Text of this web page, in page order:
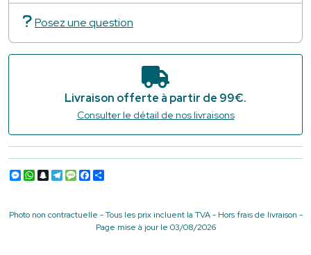
Posez une question
Livraison offerte à partir de 99€.
Consulter le détail de nos livraisons
Messenger
WhatsApp
Snapchat
Telegram
Message
Facebook
Photo non contractuelle - Tous les prix incluent la TVA - Hors frais de livraison -
Page mise à jour le 03/08/2026